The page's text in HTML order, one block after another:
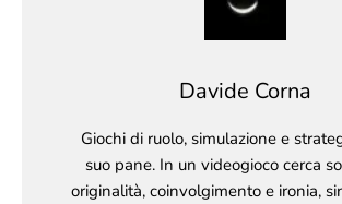
Davide Corna
Giochi di ruolo, simulazione e
suo pane. In un videogioco cerca
originalità, coinvolgimento e ironia,